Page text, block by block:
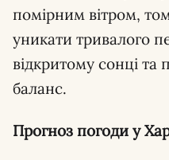
помірним вітром,
уникати тривалого
відкритому сонці та
баланс.
Прогноз погоди у